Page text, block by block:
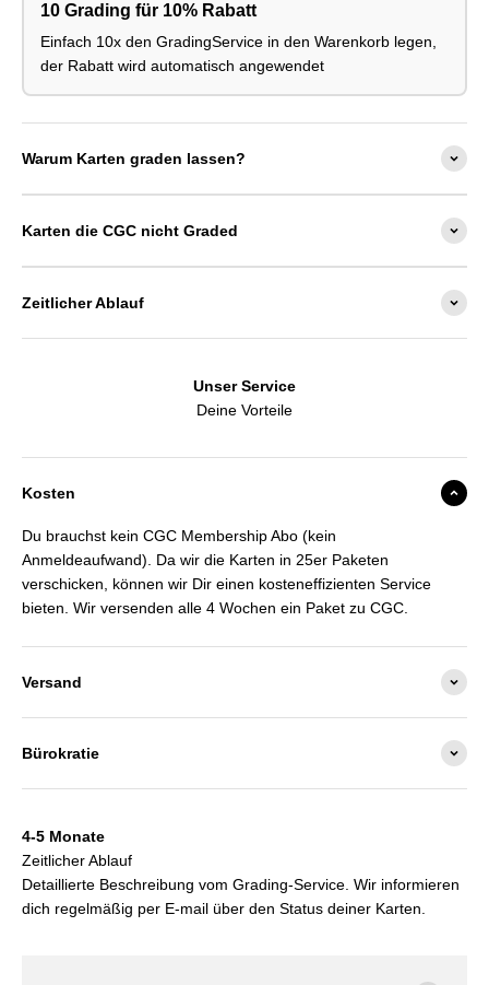
10 Grading für 10% Rabatt
Einfach 10x den GradingService in den Warenkorb legen,
der Rabatt wird automatisch angewendet
Warum Karten graden lassen?
Karten die CGC nicht Graded
Zeitlicher Ablauf
Unser Service
Deine Vorteile
Kosten
Du brauchst kein CGC Membership Abo (kein
Anmeldeaufwand). Da wir die Karten in 25er Paketen
verschicken, können wir Dir einen kosteneffizienten Service
bieten. Wir versenden alle 4 Wochen ein Paket zu CGC.
Versand
Bürokratie
4-5 Monate
Zeitlicher Ablauf
Detaillierte Beschreibung vom Grading-Service. Wir informieren
dich regelmäßig per E-mail über den Status deiner Karten.